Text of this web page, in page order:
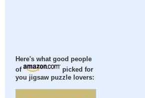
Here's what good people
of
picked for
you jigsaw puzzle lovers: